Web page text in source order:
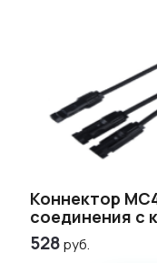
Коннектор
соединения с
528руб.